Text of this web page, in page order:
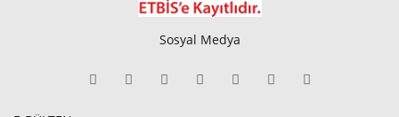
Sosyal Medya